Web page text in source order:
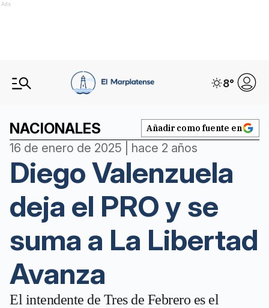
Ads
8°
NACIONALES Añadir como fuente en
16 de enero de 2025 | hace 2 años
Diego Valenzuela
deja el PRO y se
suma a La Libertad
Avanza
El intendente de Tres de Febrero es el